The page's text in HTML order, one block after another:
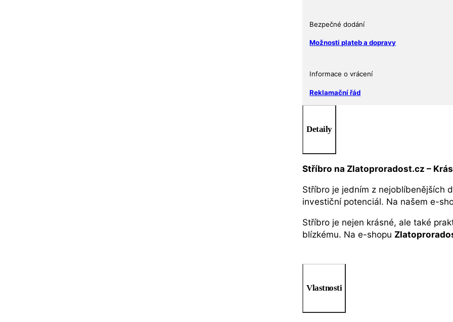
Bezpečné dodání
Možnosti plateb a dopravy
Informace o vrácení
Reklamační řád
Detaily
Stříbro na Zlatoproradost.cz –
Stříbro je jedním z nejoblíbenějších
investiční potenciál. Na našem e-
Stříbro je nejen krásné, ale také
blízkému. Na e-shopu
Vlastnosti